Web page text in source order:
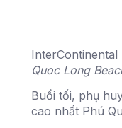
Quoc Long
Buổi tối, phụ
cao nhất Phú